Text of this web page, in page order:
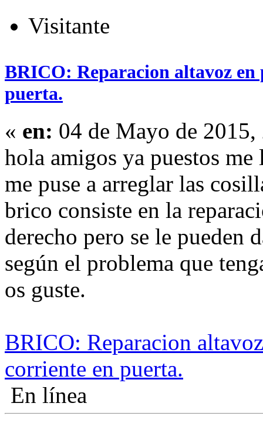
Visitante
BRICO: Reparacion altavoz
puerta.
« en: 04 de Mayo de
hola amigos ya puestos
me puse a arreglar las
brico consiste en la
derecho pero se le pueden
según el problema que
os guste.
BRICO: Reparacion
corriente en puerta.
En línea